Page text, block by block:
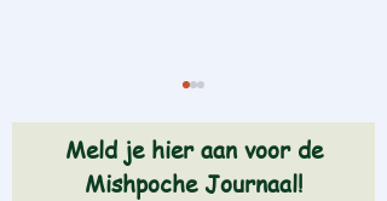
Meld je hier aan voor de
Mishpoche Journaal!